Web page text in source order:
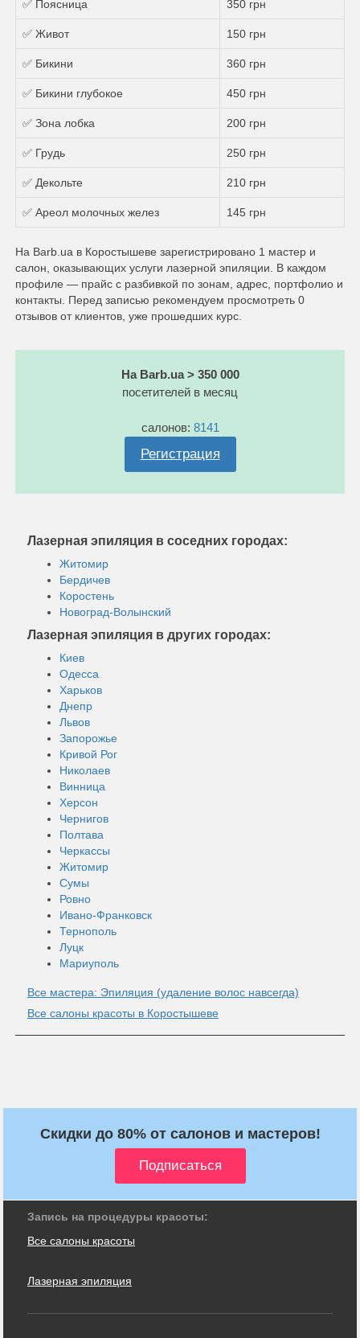
✅ Поясница 350 грн
✅ Живот 150 грн
✅ Бикини 360 грн
✅ Бикини глубокое 450 грн
✅ Зона лобка 200 грн
✅ Грудь 250 грн
✅ Декольте 210 грн
✅ Ареол молочных желез 145 грн
На Barb.ua в Коростышеве зарегистрировано 1 мастер и
салон, оказывающих услуги лазерной эпиляции. В каждом
профиле — прайс с разбивкой по зонам, адрес, портфолио и
контакты. Перед записью рекомендуем просмотреть 0
отзывов от клиентов, уже прошедших курс.
На Barb.ua > 350 000
посетителей в месяц
салонов: 8141
Регистрация
Лазерная эпиляция в соседних городах:
Житомир
Бердичев
Коростень
Новоград-Волынский
Лазерная эпиляция в других городах:
Киев
Одесса
Харьков
Днепр
Львов
Запорожье
Кривой Рог
Николаев
Винница
Херсон
Чернигов
Полтава
Черкассы
Житомир
Сумы
Ровно
Ивано-Франковск
Тернополь
Луцк
Мариуполь
Все мастера: Эпиляция (удаление волос навсегда)
Все салоны красоты в Коростышеве
Скидки до 80% от салонов и мастеров!
Запись на процедуры красоты:
Все салоны красоты
Лазерная эпиляция